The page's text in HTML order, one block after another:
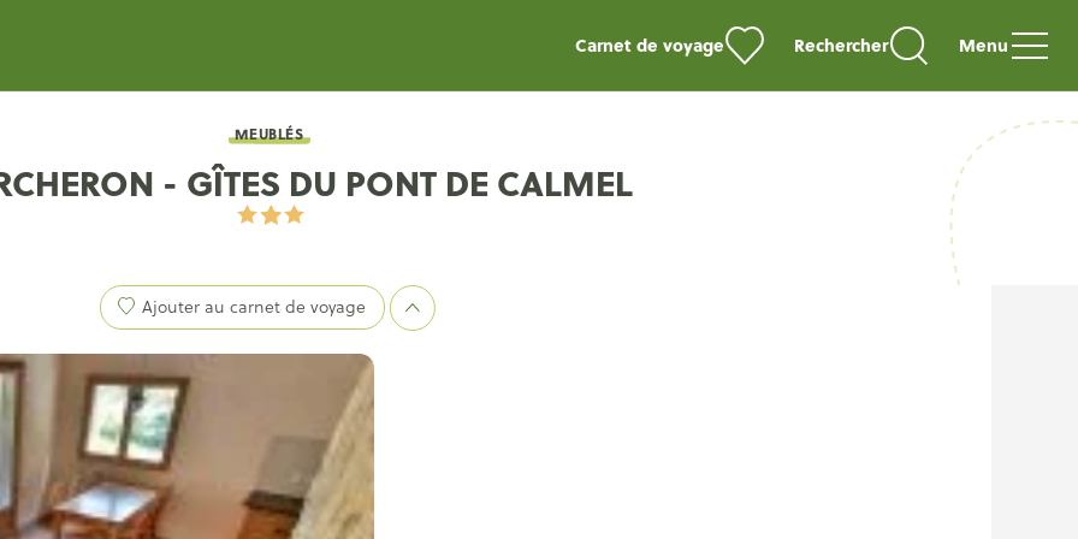
Carnet de voyage Rechercher Menu
MEUBLÉS
- GÎTES DU PONT DE CALMEL
Ajouter au carnet de voyage